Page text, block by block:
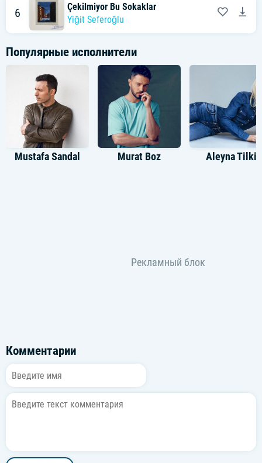
6
Çekilmiyor Bu Sokaklar
Yiğit Seferoğlu
Популярные исполнители
Mustafa Sandal Murat Boz Aleyna Tilki
Комментарии